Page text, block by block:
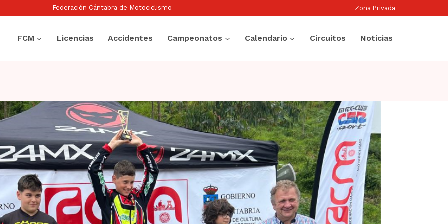
Federación Cántabra de Motociclismo Zona Privada
FCM Licencias Accidentes Campeonatos Calendario Circuitos Noticias